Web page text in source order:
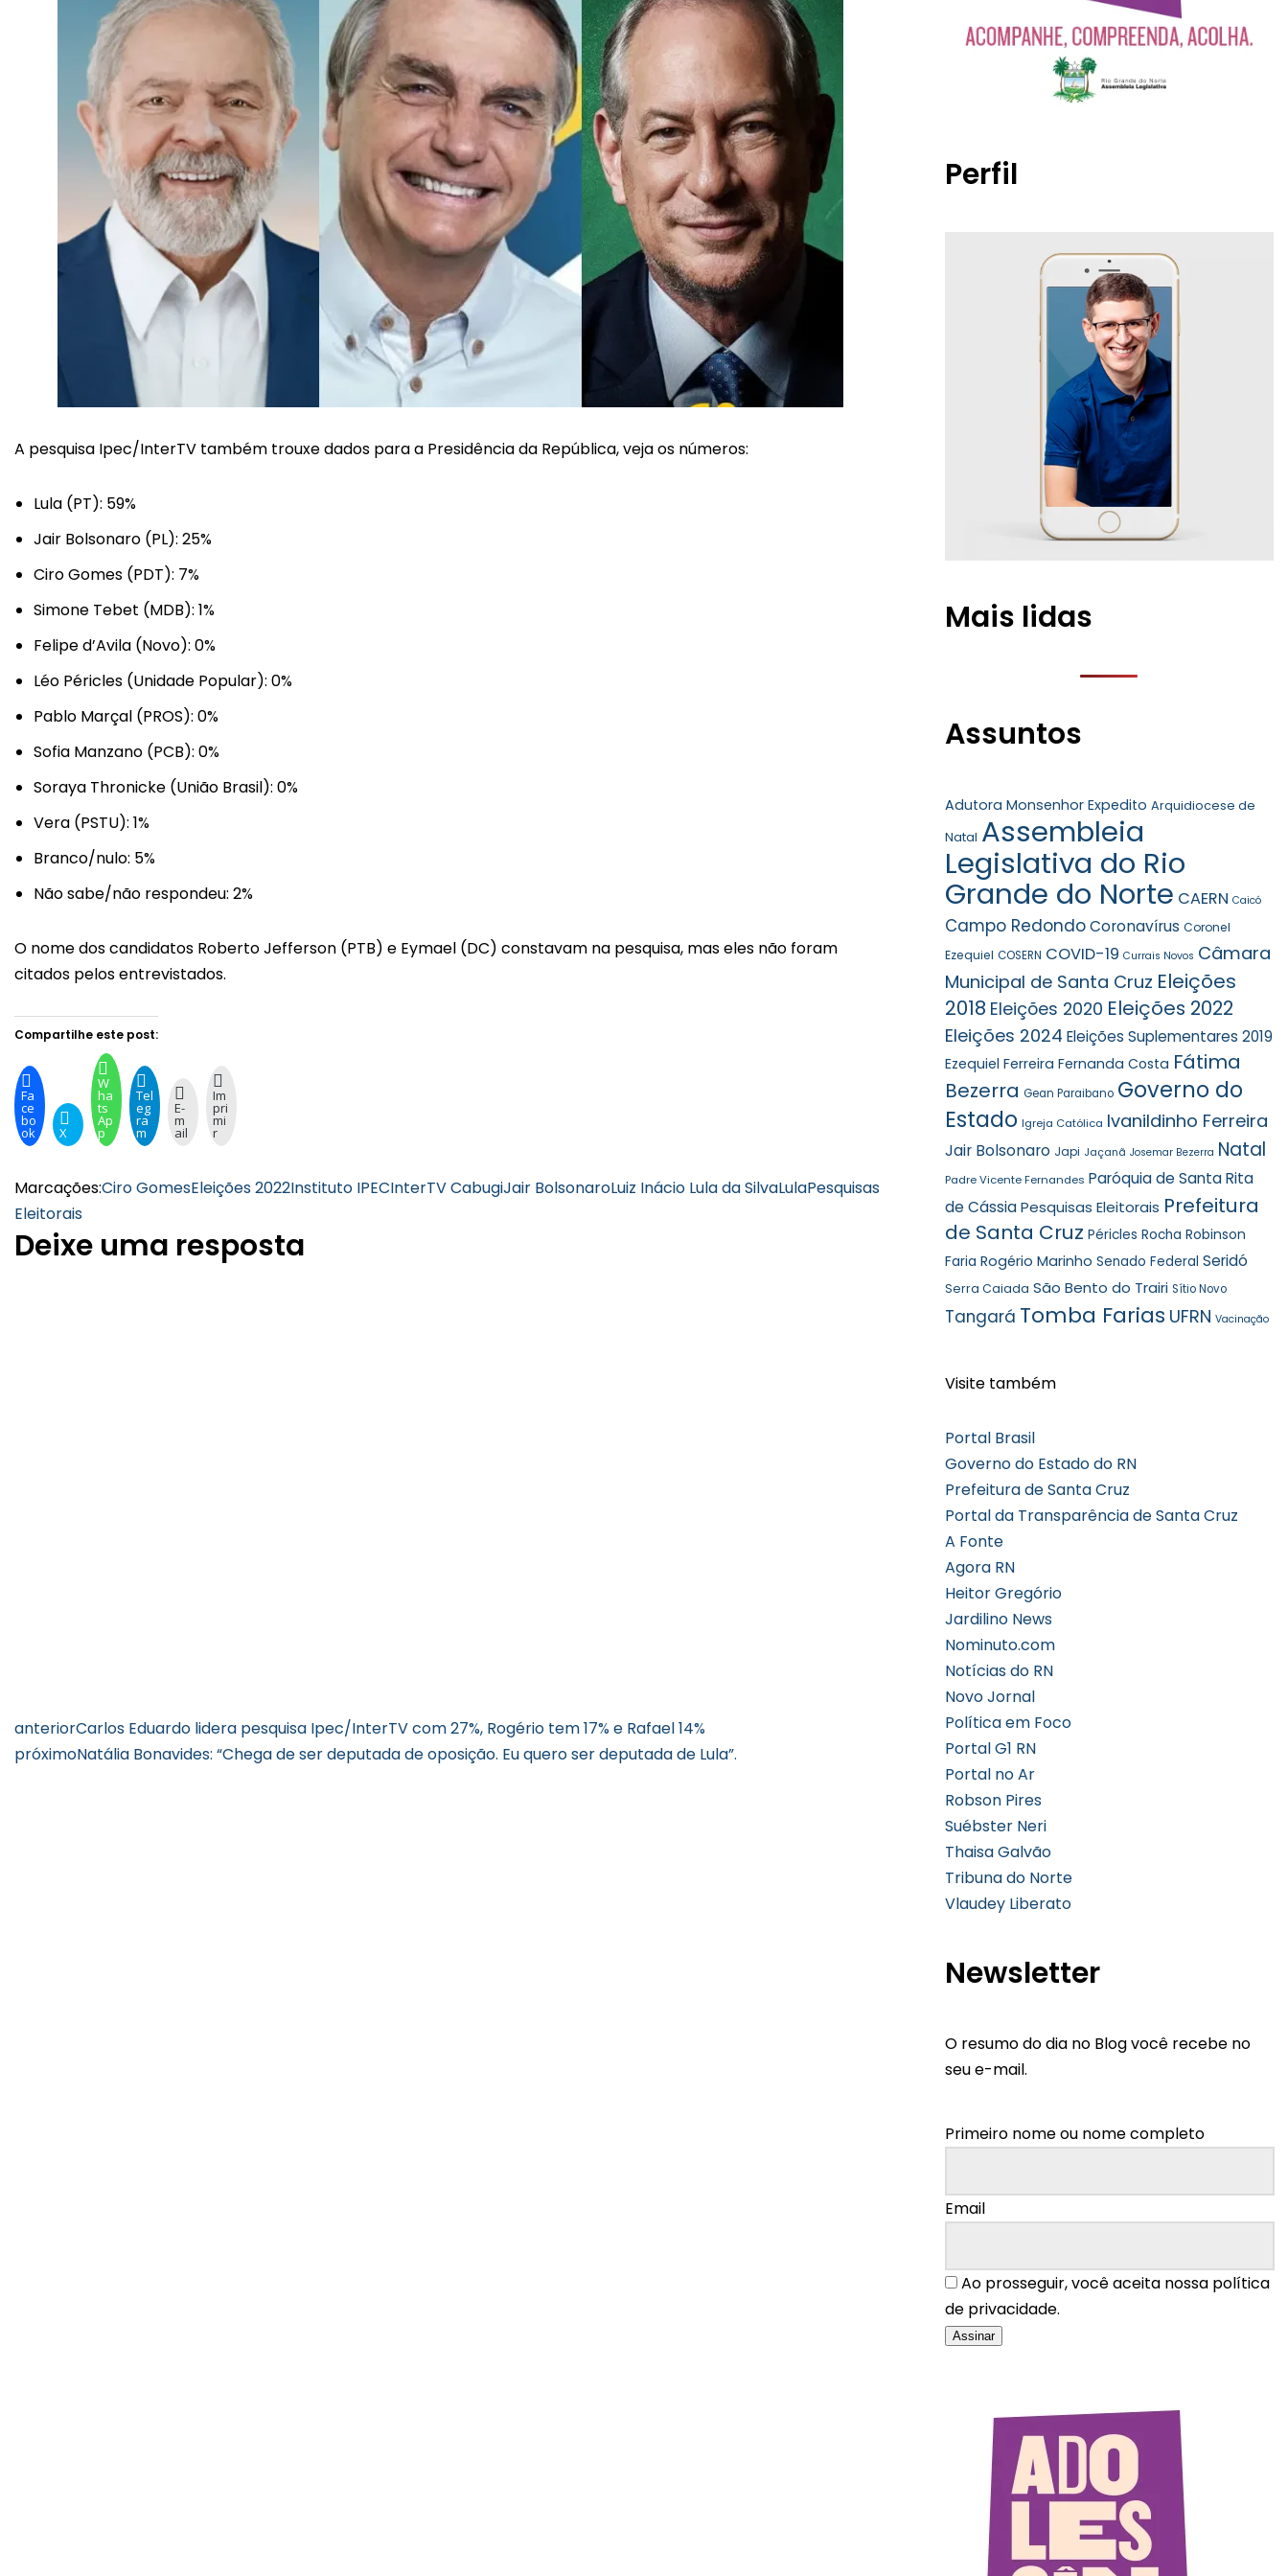
A pesquisa Ipec/InterTV também trouxe dados para a Presidência da República, veja os números:
Lula (PT): 59%
Jair Bolsonaro (PL): 25%
Ciro Gomes (PDT): 7%
Simone Tebet (MDB): 1%
Felipe d’Avila (Novo): 0%
Léo Péricles (Unidade Popular): 0%
Pablo Marçal (PROS): 0%
Sofia Manzano (PCB): 0%
Soraya Thronicke (União Brasil): 0%
Vera (PSTU): 1%
Branco/nulo: 5%
Não sabe/não respondeu: 2%
O nome dos candidatos Roberto Jefferson (PTB) e Eymael (DC) constavam na pesquisa, mas eles não foram
citados pelos entrevistados.
Compartilhe este post:
Fa
ce
bo
ok X
W
ha
ts
Ap
p
Tel
eg
ra
m
E-
m
ail
Im
pri
mi
r
Marcações:Ciro GomesEleições 2022Instituto IPECInterTV CabugiJair BolsonaroLuiz Inácio Lula da SilvaLulaPesquisas
Eleitorais
Deixe uma resposta
anteriorCarlos Eduardo lidera pesquisa Ipec/InterTV com 27%, Rogério tem 17% e Rafael 14%
próximoNatália Bonavides: “Chega de ser deputada de oposição. Eu quero ser deputada de Lula”.
Perfil
Mais lidas
Assuntos
Adutora Monsenhor Expedito Arquidiocese de
Natal Assembleia
Legislativa do Rio
Grande do Norte CAERN Caicó
Campo Redondo Coronavírus Coronel
Ezequiel COSERN COVID-19 Currais Novos Câmara
Municipal de Santa Cruz Eleições
2018 Eleições 2020 Eleições 2022
Eleições 2024 Eleições Suplementares 2019
Ezequiel Ferreira Fernanda Costa Fátima
Bezerra Gean Paraibano Governo do
Estado Igreja Católica Ivanildinho Ferreira
Jair Bolsonaro Japi Jaçanã Josemar Bezerra Natal
Padre Vicente Fernandes Paróquia de Santa Rita
de Cássia Pesquisas Eleitorais Prefeitura
de Santa Cruz Péricles Rocha Robinson
Faria Rogério Marinho Senado Federal Seridó
Serra Caiada São Bento do Trairi Sítio Novo
Tangará Tomba Farias UFRN Vacinação
Visite também
Portal Brasil
Governo do Estado do RN
Prefeitura de Santa Cruz
Portal da Transparência de Santa Cruz
A Fonte
Agora RN
Heitor Gregório
Jardilino News
Nominuto.com
Notícias do RN
Novo Jornal
Política em Foco
Portal G1 RN
Portal no Ar
Robson Pires
Suébster Neri
Thaisa Galvão
Tribuna do Norte
Vlaudey Liberato
Newsletter
O resumo do dia no Blog você recebe no
seu e-mail.
Primeiro nome ou nome completo
Email
Ao prosseguir, você aceita nossa política
de privacidade.